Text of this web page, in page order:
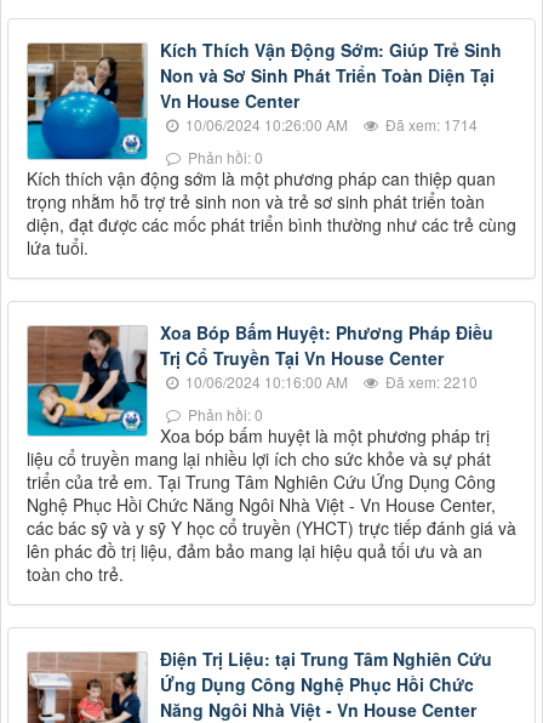
Kích Thích Vận Động Sớm: Giúp Trẻ Sinh
Non và Sơ Sinh Phát Triển Toàn Diện Tại
Vn House Center
10/06/2024 10:26:00 AM
Đã xem: 1714
Phản hồi: 0
Kích thích vận động sớm là một phương pháp can thiệp quan
trọng nhằm hỗ trợ trẻ sinh non và trẻ sơ sinh phát triển toàn
diện, đạt được các mốc phát triển bình thường như các trẻ cùng
lứa tuổi.
Xoa Bóp Bấm Huyệt: Phương Pháp Điều
Trị Cổ Truyền Tại Vn House Center
10/06/2024 10:16:00 AM
Đã xem: 2210
Phản hồi: 0
Xoa bóp bấm huyệt là một phương pháp trị
liệu cổ truyền mang lại nhiều lợi ích cho sức khỏe và sự phát
triển của trẻ em. Tại Trung Tâm Nghiên Cứu Ứng Dụng Công
Nghệ Phục Hồi Chức Năng Ngôi Nhà Việt - Vn House Center,
các bác sỹ và y sỹ Y học cổ truyền (YHCT) trực tiếp đánh giá và
lên phác đồ trị liệu, đảm bảo mang lại hiệu quả tối ưu và an
toàn cho trẻ.
Điện Trị Liệu: tại Trung Tâm Nghiên Cứu
Ứng Dụng Công Nghệ Phục Hồi Chức
Năng Ngôi Nhà Việt - Vn House Center